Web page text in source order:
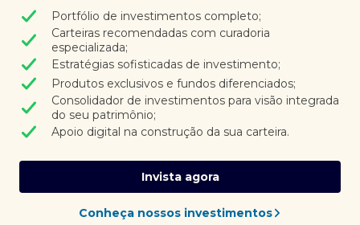
Portfólio de investimentos completo;
Carteiras recomendadas com curadoria
especializada;
Estratégias sofisticadas de investimento;
Produtos exclusivos e fundos diferenciados;
Consolidador de investimentos para visão integrada
do seu patrimônio;
Apoio digital na construção da sua carteira.
Invista agora
Conheça nossos investimentos